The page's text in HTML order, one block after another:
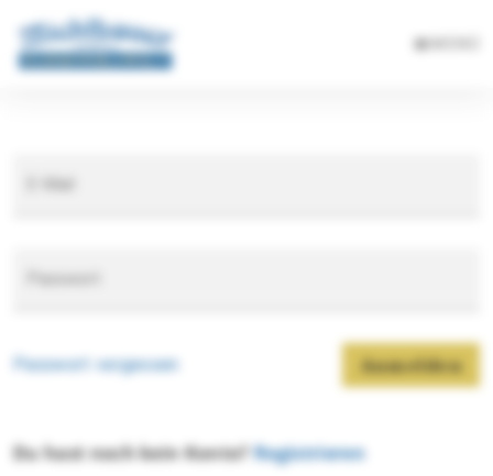
Passwort vergessen Anmelden
Du hast noch kein Konto?Registrieren